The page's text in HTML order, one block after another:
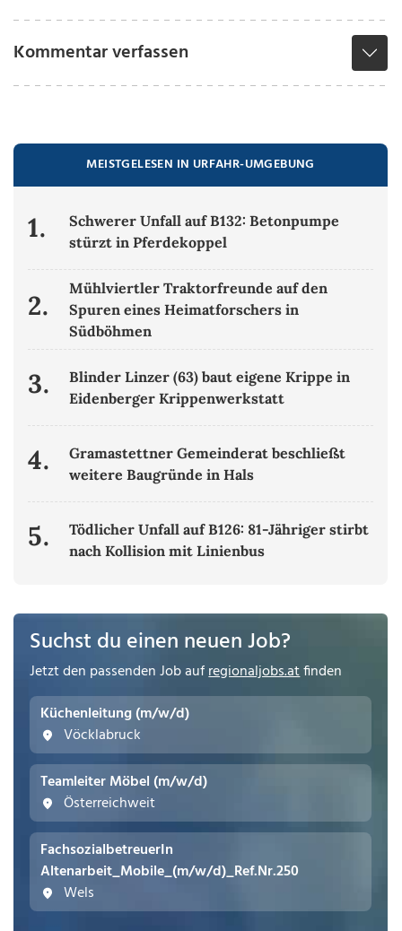
Kommentar verfassen
MEISTGELESEN IN URFAHR-UMGEBUNG
1.
Schwerer Unfall auf B132: Betonpumpe
stürzt in Pferdekoppel
2.
Mühlviertler Traktorfreunde auf den
Spuren eines Heimatforschers in
Südböhmen
3.
Blinder Linzer (63) baut eigene Krippe in
Eidenberger Krippenwerkstatt
4.
Gramastettner Gemeinderat beschließt
weitere Baugründe in Hals
5.
Tödlicher Unfall auf B126: 81-Jähriger stirbt
nach Kollision mit Linienbus
Suchst du einen neuen Job?
Jetzt den passenden Job aufregionaljobs.atfinden
Küchenleitung (m/w/d)
Vöcklabruck
Teamleiter Möbel (m/w/d)
Österreichweit
FachsozialbetreuerIn
Altenarbeit_Mobile_(m/w/d)_Ref.Nr.250
Wels